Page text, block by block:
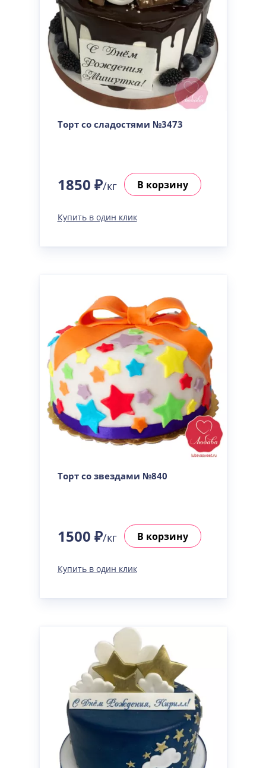
Торт со сладостями №3473
1850 ₽/кг В корзину
Купить в один клик
Торт со звездами №840
1500 ₽/кг В корзину
Купить в один клик